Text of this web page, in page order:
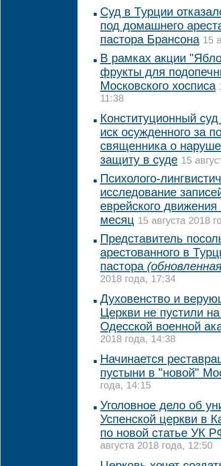
Суд в Турции
под домашнего
пастора Брансона 15
В рамках акции
фрукты для
Московского хосписа
11:38
Конституционный
иск осужденного за
священника о
защиту в суде 15
Психолого-
исследование
еврейского
месяц 15 августа 2018
Представитель
арестованного в
пастора
2018 года, 17:34
Духовенство и
Церкви не пустили
Одесской военной
2018 года, 14:38
Начинается
пустыни в "новой"
года, 14:15
Уголовное дело об
Успенской церкви в
по новой статье УК
августа 2018 года, 12:50